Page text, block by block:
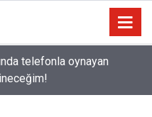
telefonla oynayan